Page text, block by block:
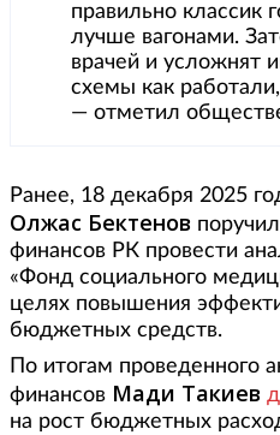
правильно классик
лучше вагонами.
врачей и усложнят
схемы как
— отметил
Ранее, 18 декабря 2025
Олжас Бектенов
финансов РК провести
«Фонд социального
целях повышения
бюджетных средств.
По итогам проведенного
финансов Мади Такиев
на рост бюджетных